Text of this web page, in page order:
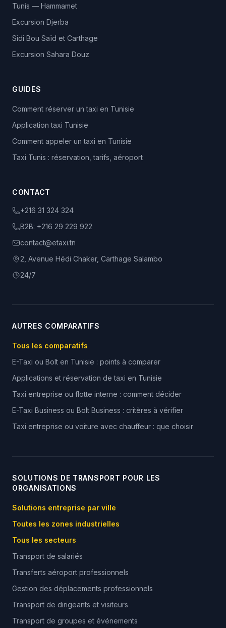
Tunis — Hammamet
Excursion Djerba
Sidi Bou Saïd et Carthage
Excursion Sahara Douz
GUIDES
Comment réserver un taxi en Tunisie
Application taxi Tunisie
Comment appeler un taxi en Tunisie
Taxi Tunis : réservation, tarifs, aéroport
CONTACT
+216 31 324 324
B2B: +216 29 229 922
contact@etaxi.tn
2, Avenue Hédi Chaker, Carthage Salambo
24/7
AUTRES COMPARATIFS
Tous les comparatifs
E-Taxi ou Bolt en Tunisie : points à comparer
Applications et réservation de taxi en Tunisie
Taxi entreprise ou flotte interne : comment décider
E-Taxi Business ou Bolt Business : critères à vérifier
Taxi entreprise ou voiture avec chauffeur : que choisir
SOLUTIONS DE TRANSPORT POUR LES
ORGANISATIONS
Solutions entreprise par ville
Toutes les zones industrielles
Tous les secteurs
Transport de salariés
Transferts aéroport professionnels
Gestion des déplacements professionnels
Transport de dirigeants et visiteurs
Transport de groupes et événements